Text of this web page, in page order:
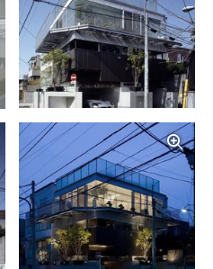
写真を拡大する